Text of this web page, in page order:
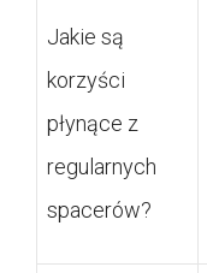
Jakie są
korzyści
płynące z
regularnych
spacerów?